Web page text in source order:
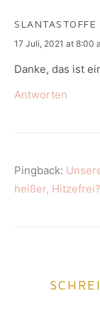
SLANTASTOFFE
says:
17 Juli, 2021 at 8:00
Danke, das ist
Antworten
Pingback:
heißer, Hitzefrei?